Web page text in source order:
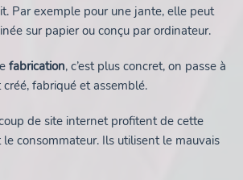
Par exemple pour une jante, elle peut
sur papier ou conçu par ordinateur.
fabrication, c’est plus concret, on passe à
créé, fabriqué et assemblé.
de site internet profitent de cette
consommateur. Ils utilisent le mauvais